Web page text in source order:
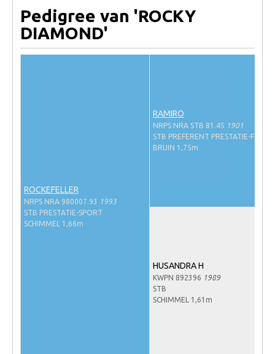
Formulier overschrijven op naam
Animal Health Regulation
NRPS Select Sale
NRPS Keuringen
Pedigree van 'ROCKY
DIAMOND'
ROCKEFELLER
NRPS NRA 980007.93
1993
STB PRESTATIE-SPORT
SCHIMMEL 1,66m
RAMIRO
NRPS NRA STB 81.45 1901
STB PREFERENT PRESTATIE-FOK
BRUIN 1,75m
HUSANDRA H
KWPN 892396 1989
STB
SCHIMMEL 1,61m